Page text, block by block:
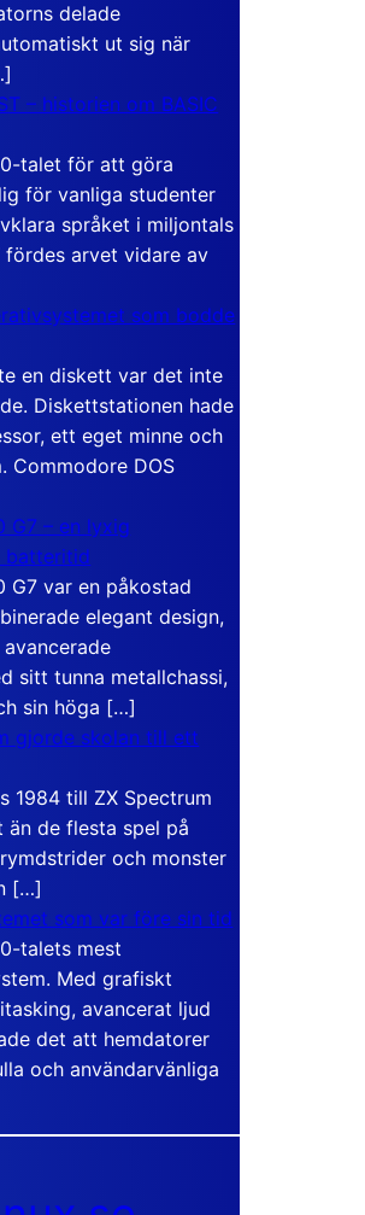
delade
ut sig när
– historien om BASIC
talet för att göra
för vanliga studenter
språket i miljontals
fördes arvet vidare av
som bodde
en diskett var det inte
Diskettstationen hade
ett eget minne och
Commodore DOS
G7 – en lyxig
batteritid
G7 var en påkostad
elegant design,
sitt tunna metallchassi,
sin höga […]
gjorde skolan till ett
1984 till ZX Spectrum
de flesta spel på
och monster
[…]
som var före sin tid
talets mest
Med grafiskt
avancerat ljud
det att hemdatorer
och användarvänliga